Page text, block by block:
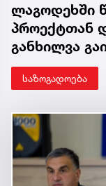
ლაგოდეხში
პროექტთან
განხილვა
საზოგადოება